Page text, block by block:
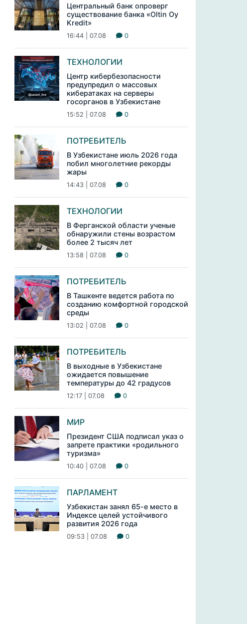
Центральный банк опроверг
существование банка «Oltin Oy
Kredit»
16:44 | 07.08 0
ТЕХНОЛОГИИ
Центр кибербезопасности
предупредил о массовых
кибератаках на серверы
госорганов в Узбекистане
15:52 | 07.08 0
ПОТРЕБИТЕЛЬ
В Узбекистане июль 2026 года
побил многолетние рекорды
жары
14:43 | 07.08 0
ТЕХНОЛОГИИ
В Ферганской области ученые
обнаружили стены возрастом
более 2 тысяч лет
13:58 | 07.08 0
ПОТРЕБИТЕЛЬ
В Ташкенте ведется работа по
созданию комфортной городской
среды
13:02 | 07.08 0
ПОТРЕБИТЕЛЬ
В выходные в Узбекистане
ожидается повышение
температуры до 42 градусов
12:17 | 07.08 0
МИР
Президент США подписал указ о
запрете практики «родильного
туризма»
10:40 | 07.08 0
ПАРЛАМЕНТ
Узбекистан занял 65-е место в
Индексе целей устойчивого
развития 2026 года
09:53 | 07.08 0